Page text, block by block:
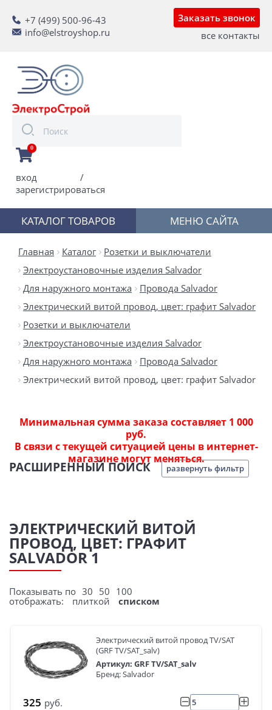
+7 (499) 500-96-43
info@elstroyshop.ru
Заказать звонок
все контакты
0
вход
/
зарегистрироваться
КАТАЛОГ ТОВАРОВ МЕНЮ САЙТА
Главная Каталог
Розетки и выключатели
Электроустановочные изделия Salvador
Для наружного монтажа
Провода Salvador
Электрический витой провод, цвет: графит Salvador
Розетки и выключатели
Электроустановочные изделия Salvador
Для наружного монтажа
Провода Salvador
Электрический витой провод, цвет: графит Salvador
Минимальная сумма заказа составляет 1 000
руб.
В связи с текущей ситуацией цены в интернет-
магазине могут меняться.
РАСШИРЕННЫЙ ПОИСК развернуть фильтр
ЭЛЕКТРИЧЕСКИЙ ВИТОЙ
ПРОВОД, ЦВЕТ: ГРАФИТ
SALVADOR 1
Показывать по 30 50 100
отображать:
плиткой списком
Электрический витой провод TV/SAT
(GRF TV/SAT_salv)
Артикул: GRF TV/SAT_salv
Бренд: Salvador
325 руб.